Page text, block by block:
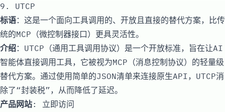
9. UTCP
标语：这是一个面向工具调用的、开放且直接的替代方案，比传
统的MCP（微控制器接口）更具灵活性。
介绍：UTCP（通用工具调用协议）是一个开放标准，旨在让AI
智能体直接调用工具，它被视为MCP（消息控制协议）的轻量级
替代方案。通过使用简单的JSON清单来连接原生API，UTCP消
除了“封装税”，从而降低了延迟。
产品网站: 立即访问